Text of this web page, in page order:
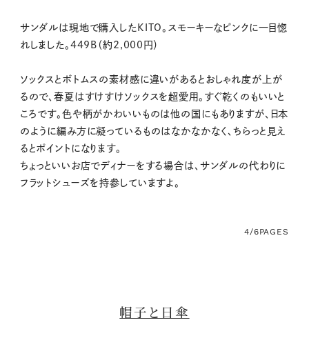
サンダルは現地で購入したKITO。スモーキーなピンクに一目惚
れしました。449B（約2,000円）
ソックスとボトムスの素材感に違いがあるとおしゃれ度が上が
るので、春夏はすけすけソックスを超愛用。すぐ乾くのもいいと
ころです。色や柄がかわいいものは他の国にもありますが、日本
のように編み方に凝っているものはなかなかなく、ちらっと見え
るとポイントになります。
ちょっといいお店でディナーをする場合は、サンダルの代わりに
フラットシューズを持参していますよ。
4/6PAGES
帽子と日傘